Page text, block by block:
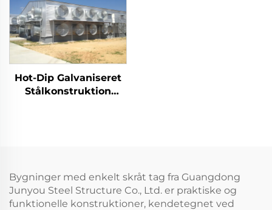
Hot-Dip Galvaniseret
Stålkonstruktion
Bygninger med enkelt skråt tag fra Guangdong
Junyou Steel Structure Co., Ltd. er praktiske og
funktionelle konstruktioner, kendetegnet ved